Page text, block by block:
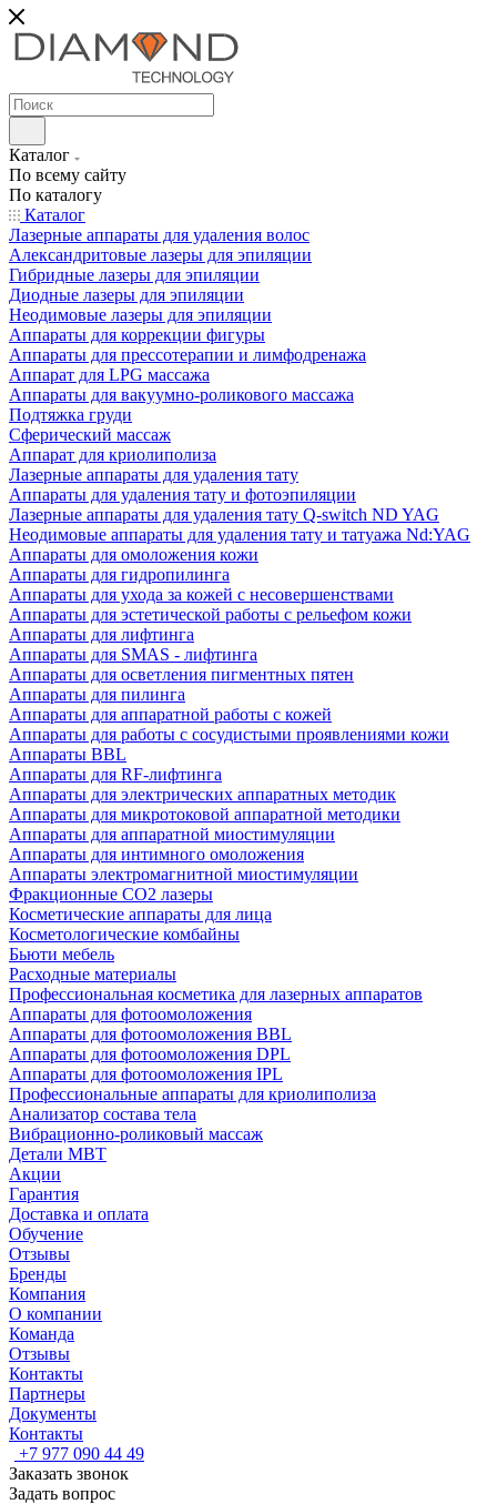
Каталог
По всему сайту
По каталогу
Каталог
Лазерные аппараты для удаления волос
Александритовые лазеры для эпиляции
Гибридные лазеры для эпиляции
Диодные лазеры для эпиляции
Неодимовые лазеры для эпиляции
Аппараты для коррекции фигуры
Аппараты для прессотерапии и лимфодренажа
Аппарат для LPG массажа
Аппараты для вакуумно-роликового массажа
Подтяжка груди
Сферический массаж
Аппарат для криолиполиза
Лазерные аппараты для удаления тату
Аппараты для удаления тату и фотоэпиляции
Лазерные аппараты для удаления тату Q-switch ND YAG
Неодимовые аппараты для удаления тату и татуажа Nd:YAG
Аппараты для омоложения кожи
Аппараты для гидропилинга
Аппараты для ухода за кожей с несовершенствами
Аппараты для эстетической работы с рельефом кожи
Аппараты для лифтинга
Аппараты для SMAS - лифтинга
Аппараты для осветления пигментных пятен
Аппараты для пилинга
Аппараты для аппаратной работы с кожей
Аппараты для работы с сосудистыми проявлениями кожи
Аппараты BBL
Аппараты для RF-лифтинга
Аппараты для электрических аппаратных методик
Аппараты для микротоковой аппаратной методики
Аппараты для аппаратной миостимуляции
Аппараты для интимного омоложения
Аппараты электромагнитной миостимуляции
Фракционные CO2 лазеры
Косметические аппараты для лица
Косметологические комбайны
Бьюти мебель
Расходные материалы
Профессиональная косметика для лазерных аппаратов
Аппараты для фотоомоложения
Аппараты для фотоомоложения BBL
Аппараты для фотоомоложения DPL
Аппараты для фотоомоложения IPL
Профессиональные аппараты для криолиполиза
Анализатор состава тела
Вибрационно-роликовый массаж
Детали MBT
Акции
Гарантия
Доставка и оплата
Обучение
Отзывы
Бренды
Компания
О компании
Команда
Отзывы
Контакты
Партнеры
Документы
Контакты
+7 977 090 44 49
Заказать звонок
Задать вопрос